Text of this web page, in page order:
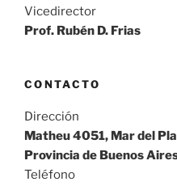
Vicedirector
Prof. Rubén D. Frias
CONTACTO
Dirección
Matheu 4051, Mar del
Provincia de Buenos
Teléfono